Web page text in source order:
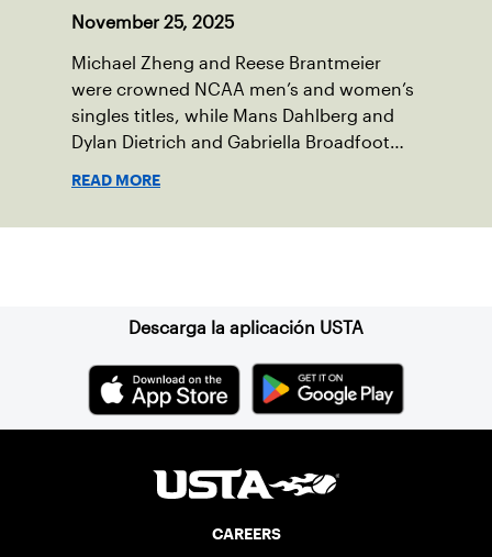
November 25, 2025
Michael Zheng and Reese Brantmeier
were crowned NCAA men’s and women’s
singles titles, while Mans Dahlberg and
Dylan Dietrich and Gabriella Broadfoot
READ MORE
Descarga la aplicación USTA
CAREERS